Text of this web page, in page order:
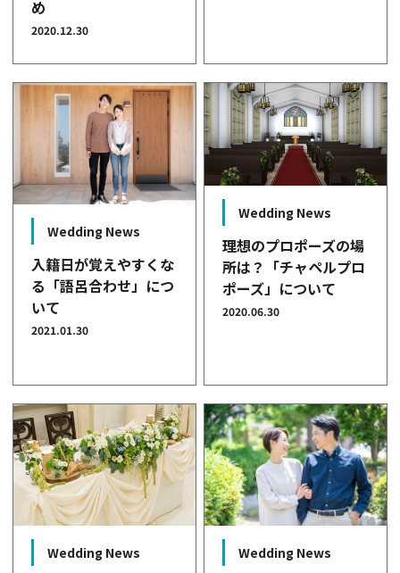
め
2020.12.30
Wedding News
入籍日が覚えやすくな
る「語呂合わせ」につ
いて
2021.01.30
Wedding News
理想のプロポーズの場
所は？「チャペルプロ
ポーズ」について
2020.06.30
Wedding News Wedding News